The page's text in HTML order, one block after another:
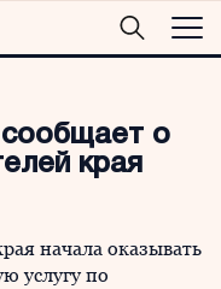
сообщает о
края
начала оказывать
услугу по